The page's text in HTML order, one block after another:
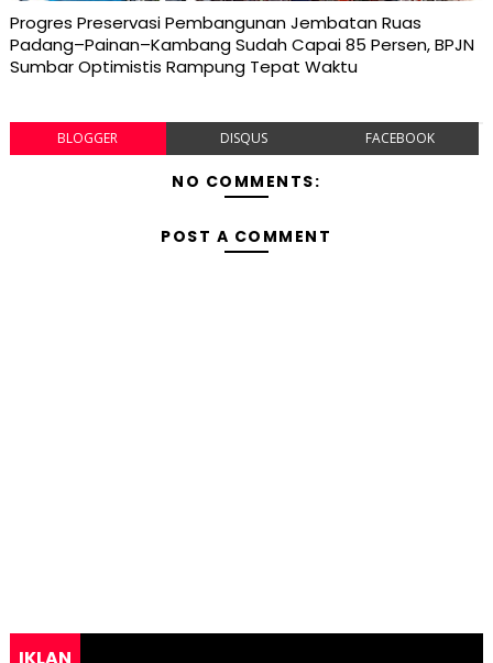
Progres Preservasi Pembangunan Jembatan Ruas
Padang–Painan–Kambang Sudah Capai 85 Persen, BPJN
Sumbar Optimistis Rampung Tepat Waktu
BLOGGER DISQUS FACEBOOK
NO COMMENTS:
POST A COMMENT
IKLAN